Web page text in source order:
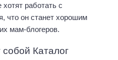
работать с
что он станет хорошим
мам-блогеров.
собой Каталог